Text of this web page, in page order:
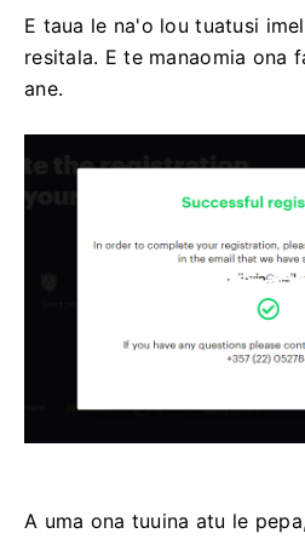
E taua le na'o lou tuatusi
resitala. E te manaomia ona
ane.
A uma ona tuuina atu le